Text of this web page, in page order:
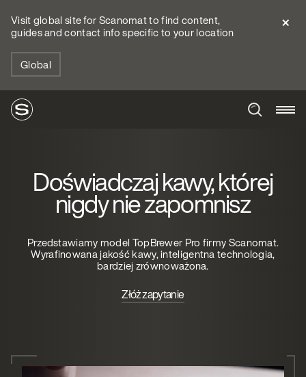
Visit global site for Scanomat to find content,
guides and contact info specific to your location
Global
Doświadczaj kawy, której
nigdy nie zapomnisz
Przedstawiamy model TopBrewer Pro firmy Scanomat.
Wyrafinowana jakość kawy, inteligentna technologia,
bardziej zrównoważona.
Złóż zapytanie